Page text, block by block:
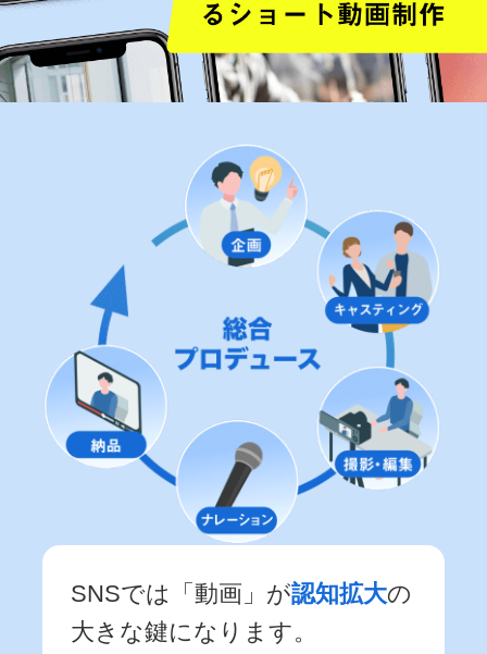
SNSでは「動画」が認知拡大の
大きな鍵になります。